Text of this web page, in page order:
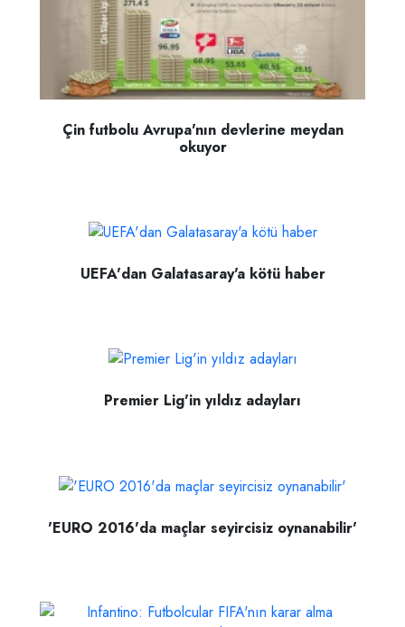
Çin futbolu Avrupa'nın devlerine meydan
okuyor
UEFA'dan Galatasaray'a kötü haber
Premier Lig'in yıldız adayları
'EURO 2016'da maçlar seyircisiz oynanabilir'